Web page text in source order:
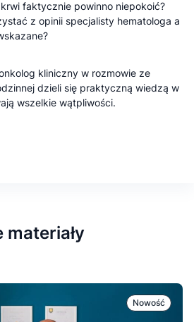
faktycznie powinno niepokoić?
z opinii specjalisty hematologa a
kliniczny w rozmowie ze
dzieli się praktyczną wiedzą w
wszelkie wątpliwości.
materiały
Nowość